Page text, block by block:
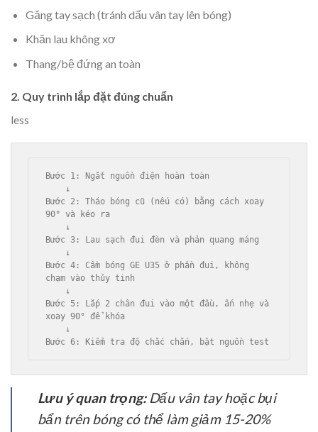
Găng tay sạch (tránh dấu vân tay lên bóng)
Khăn lau không xơ
Thang/bệ đứng an toàn
2. Quy trình lắp đặt đúng chuẩn
less
Bước 1: Ngắt nguồn điện hoàn toàn
Bước 2: Tháo bóng cũ (nếu có) bằng cách xoay
90° và kéo ra
Bước 3: Lau sạch đui đèn và phản quang máng
Bước 4: Cầm bóng GE U35 ở phần đui, không
chạm vào thủy tinh
Bước 5: Lắp 2 chân đui vào một đầu, ấn nhẹ và
xoay 90° để khóa
Lưu ý quan trọng:Dấu vân tay hoặc bụi
bẩn trên bóng có thể làm giảm 15-20%